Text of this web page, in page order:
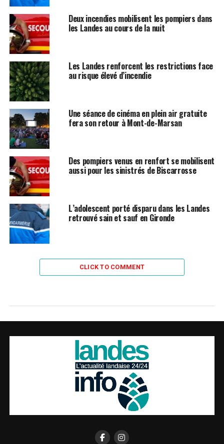
Deux incendies mobilisent les pompiers dans
les Landes au cours de la nuit
Les Landes renforcent les restrictions face
au risque élevé d’incendie
Une séance de cinéma en plein air gratuite
fera son retour à Mont-de-Marsan
Des pompiers venus en renfort se mobilisent
aussi pour les sinistrés de Biscarrosse
L’adolescent porté disparu dans les Landes
retrouvé sain et sauf en Gironde
CLICK TO COMMENT